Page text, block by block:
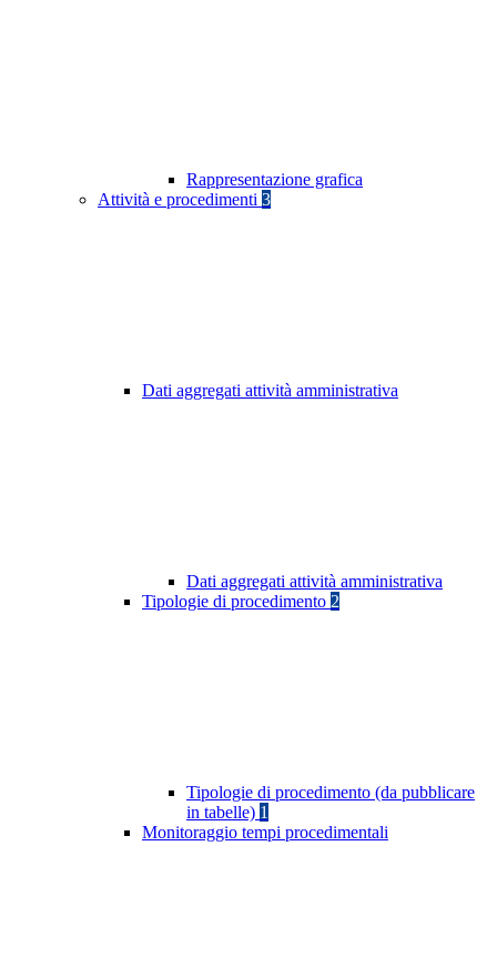
Rappresentazione grafica
Attività e procedimenti 3
Dati aggregati attività amministrativa
Dati aggregati attività amministrativa
Tipologie di procedimento 2
Tipologie di procedimento (da pubblicare
in tabelle) 1
Monitoraggio tempi procedimentali